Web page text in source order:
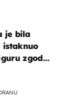
je bila
istaknuo
zgodne